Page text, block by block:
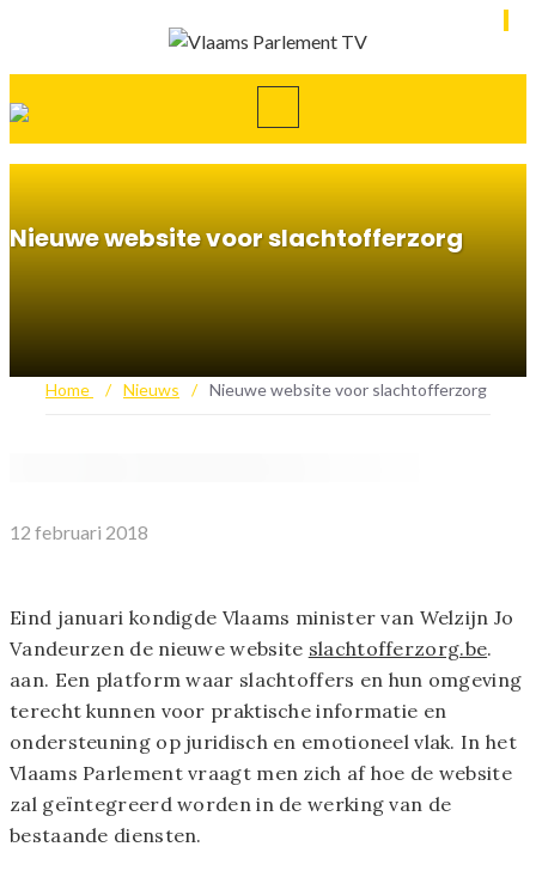
Nieuwe website voor slachtofferzorg
Home / Nieuws / Nieuwe website voor slachtofferzorg
12 februari 2018
Eind januari kondigde Vlaams minister van Welzijn Jo
Vandeurzen de nieuwe website slachtofferzorg.be.
aan. Een platform waar slachtoffers en hun omgeving
terecht kunnen voor praktische informatie en
ondersteuning op juridisch en emotioneel vlak. In het
Vlaams Parlement vraagt men zich af hoe de website
zal geïntegreerd worden in de werking van de
bestaande diensten.